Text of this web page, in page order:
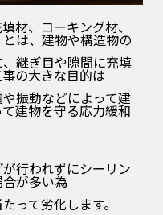
材、コーキング材、
は、建物や構造物の
継ぎ目や隙間に充填
の大きな目的は
振動などによって建
建物を守る応力緩和
行われずにシーリン
が多い為
って劣化します。